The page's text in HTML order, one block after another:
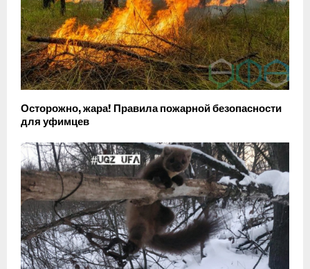
Осторожно, жара! Правила пожарной безопасности
для уфимцев